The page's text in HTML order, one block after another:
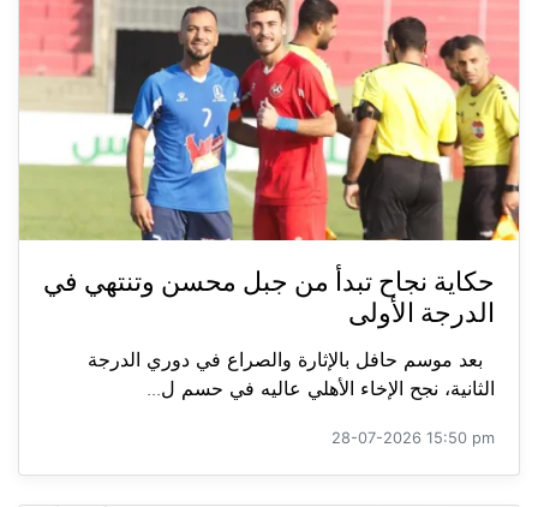
حكاية نجاح تبدأ من جبل محسن وتنتهي في
الدرجة الأولى
بعد موسم حافل بالإثارة والصراع في دوري الدرجة
الثانية، نجح الإخاء الأهلي عاليه في حسم ل...
28-07-2026 15:50 pm